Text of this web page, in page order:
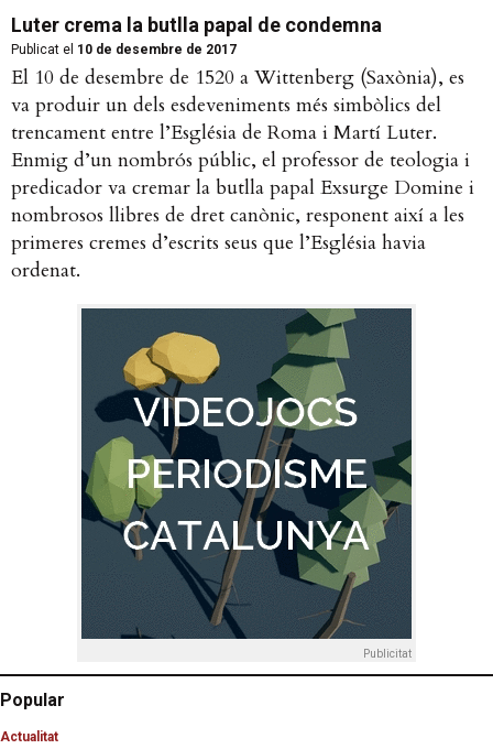
Luter crema la butlla papal de condemna
Publicat el 10 de desembre de 2017
El 10 de desembre de 1520 a Wittenberg (Saxònia), es
va produir un dels esdeveniments més simbòlics del
trencament entre l’Església de Roma i Martí Luter.
Enmig d’un nombrós públic, el professor de teologia i
predicador va cremar la butlla papal Exsurge Domine i
nombrosos llibres de dret canònic, responent així a les
primeres cremes d’escrits seus que l’Església havia
ordenat.
Publicitat
Popular
Actualitat